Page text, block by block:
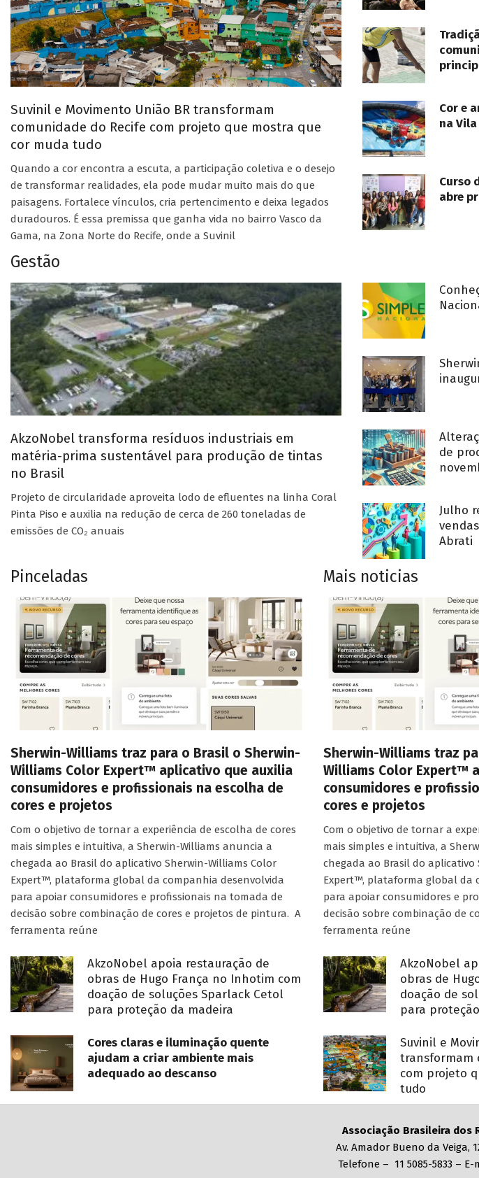
Suvinil e Movimento União BR transformam
comunidade do Recife com projeto que mostra que
cor muda tudo
Quando a cor encontra a escuta, a participação coletiva e o desejo
de transformar realidades, ela pode mudar muito mais do que
paisagens. Fortalece vínculos, cria pertencimento e deixa legados
duradouros. É essa premissa que ganha vida no bairro Vasco da
Gama, na Zona Norte do Recife, onde a Suvinil
Cor e
na
Curso
abre
Gestão
AkzoNobel transforma resíduos industriais em
matéria-prima sustentável para produção de tintas
no Brasil
Projeto de circularidade aproveita lodo de efluentes na linha Coral
Pinta Piso e auxilia na redução de cerca de 260 toneladas de
emissões de CO₂ anuais
de
Julho
Abrati
Pinceladas
Sherwin-Williams traz para o Brasil o Sherwin-
Williams Color Expert™ aplicativo que auxilia
consumidores e profissionais na escolha de
cores e projetos
Com o objetivo de tornar a experiência de escolha de cores
mais simples e intuitiva, a Sherwin-Williams anuncia a
chegada ao Brasil do aplicativo Sherwin-Williams Color
Expert™, plataforma global da companhia desenvolvida
para apoiar consumidores e profissionais na tomada de
decisão sobre combinação de cores e projetos de pintura. A
ferramenta reúne
AkzoNobel apoia restauração de
obras de Hugo França no Inhotim com
doação de soluções Sparlack Cetol
para proteção da madeira
Cores claras e iluminação quente
ajudam a criar ambiente mais
adequado ao descanso
Mais noticias
Sherwin-Williams traz
Williams Color Expert™
consumidores e
cores e projetos
Com o objetivo de tornar a
mais simples e intuitiva, a
chegada ao Brasil do aplicativo
Expert™, plataforma global da
para apoiar consumidores e
decisão sobre combinação de
ferramenta reúne
AkzoNobel
obras de
doação de
para
Suvinil e
transformam
com projeto
tudo
Associação Brasileira dos
Av. Amador Bueno da Veiga,
Telefone – 11 5085-5833 –